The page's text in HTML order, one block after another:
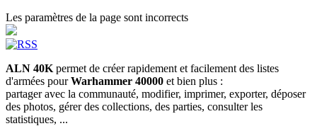
Les paramètres de la page sont incorrects
ALN 40K permet de créer rapidement et facilement des listes
d'armées pourWarhammer 40000 et bien plus :
partager avec la communauté, modifier, imprimer, exporter, déposer
des photos, gérer des collections, des parties, consulter les
statistiques, ...